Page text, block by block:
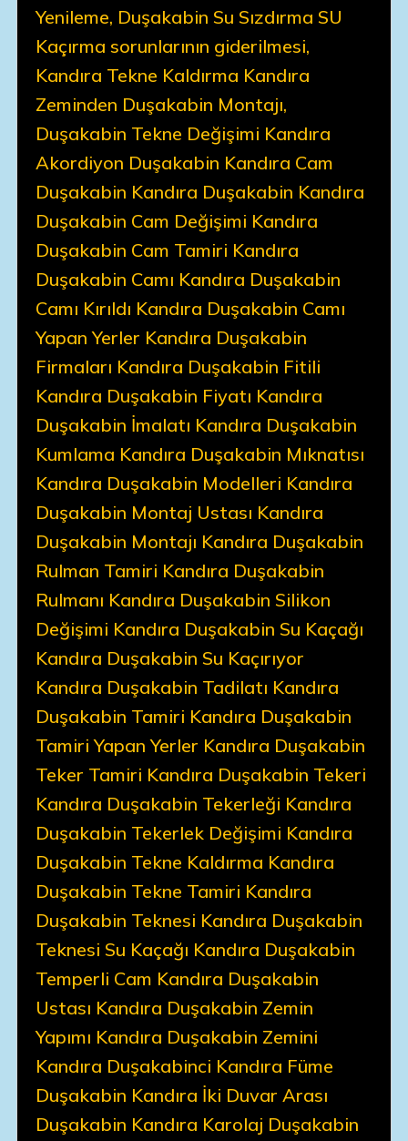
Yenileme, Duşakabin Su Sızdırma SU
Kaçırma sorunlarının giderilmesi,
Kandıra Tekne Kaldırma Kandıra
Zeminden Duşakabin Montajı,
Duşakabin Tekne Değişimi Kandıra
Akordiyon Duşakabin Kandıra Cam
Duşakabin Kandıra Duşakabin Kandıra
Duşakabin Cam Değişimi Kandıra
Duşakabin Cam Tamiri Kandıra
Duşakabin Camı Kandıra Duşakabin
Camı Kırıldı Kandıra Duşakabin Camı
Yapan Yerler Kandıra Duşakabin
Firmaları Kandıra Duşakabin Fitili
Kandıra Duşakabin Fiyatı Kandıra
Duşakabin İmalatı Kandıra Duşakabin
Kumlama Kandıra Duşakabin Mıknatısı
Kandıra Duşakabin Modelleri Kandıra
Duşakabin Montaj Ustası Kandıra
Duşakabin Montajı Kandıra Duşakabin
Rulman Tamiri Kandıra Duşakabin
Rulmanı Kandıra Duşakabin Silikon
Değişimi Kandıra Duşakabin Su Kaçağı
Kandıra Duşakabin Su Kaçırıyor
Kandıra Duşakabin Tadilatı Kandıra
Duşakabin Tamiri Kandıra Duşakabin
Tamiri Yapan Yerler Kandıra Duşakabin
Teker Tamiri Kandıra Duşakabin Tekeri
Kandıra Duşakabin Tekerleği Kandıra
Duşakabin Tekerlek Değişimi Kandıra
Duşakabin Tekne Kaldırma Kandıra
Duşakabin Tekne Tamiri Kandıra
Duşakabin Teknesi Kandıra Duşakabin
Teknesi Su Kaçağı Kandıra Duşakabin
Temperli Cam Kandıra Duşakabin
Ustası Kandıra Duşakabin Zemin
Yapımı Kandıra Duşakabin Zemini
Kandıra Duşakabinci Kandıra Füme
Duşakabin Kandıra İki Duvar Arası
Duşakabin Kandıra Karolaj Duşakabin